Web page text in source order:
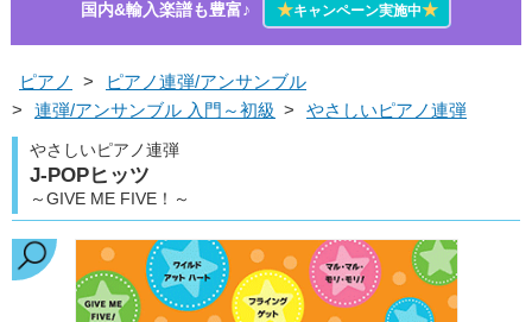
国内&輸入楽譜も豊富♪
★キャンペーン実施中★
ピアノ >
ピアノ連弾/アンサンブル
>
連弾/アンサンブル 入門～初級 > やさしいピアノ連弾
やさしいピアノ連弾
J-POPヒッツ
～GIVE ME FIVE！～